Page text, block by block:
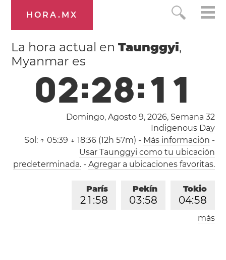
HORA.MX
La hora actual enTaunggyi,
Myanmar es
02:28:1 1
Domingo, Agosto 9, 2026, Semana 32
Indigenous Day
Sol: ↑ 05:39 ↓ 18:36 (12h 57m) - Más información -
Usar Taunggyi como tu ubicación
predeterminada.- Agregar a ubicaciones favoritas.
Tokio
04:58
Pekín
03:58
París
21 :58
Londres
más